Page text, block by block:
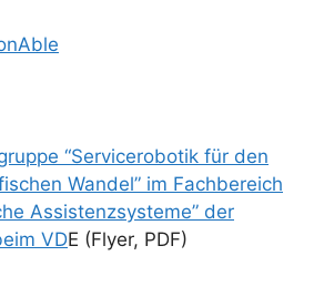
“Servicerobotik für den
Wandel” im Fachbereich
Assistenzsysteme” der
VDE (Flyer, PDF)